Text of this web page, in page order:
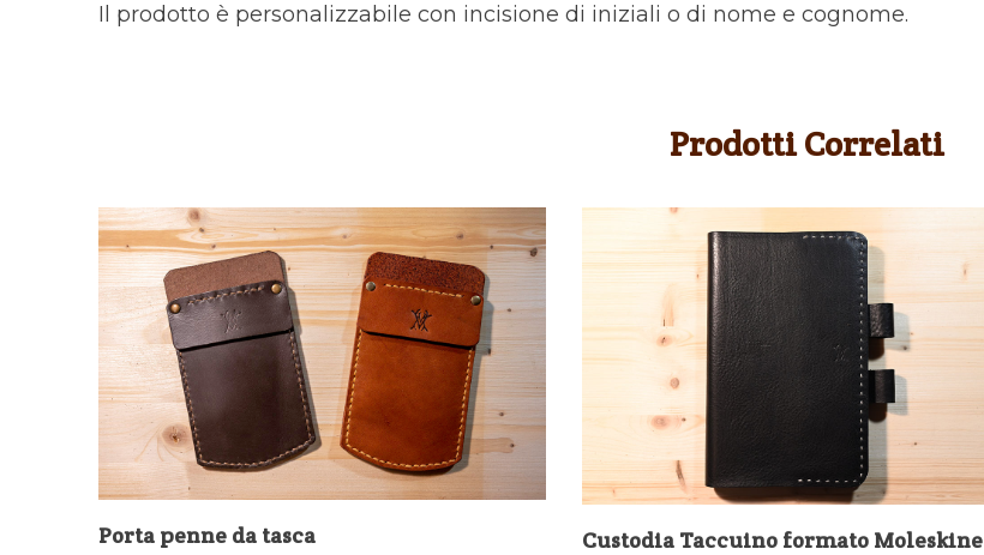
Il prodotto è personalizzabile con incisione di iniziali o di nome e cognome.
Prodotti Correlati
Porta penne da tasca Custodia Taccuino formato Moleskine